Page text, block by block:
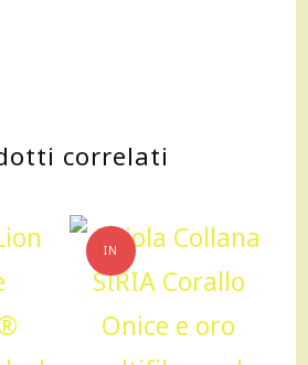
correlati
IN
OFFERTA!